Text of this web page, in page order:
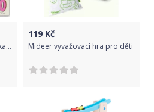
Popron.cz Dřevěná vkládačka - čísla
119 Kč
Mideer vyvažovací hra pro děti